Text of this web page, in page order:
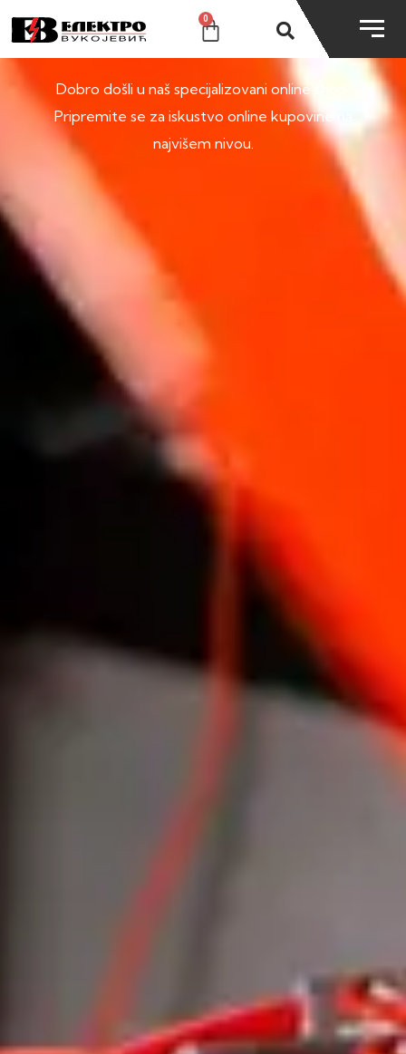
0
SHOP
Dobro došli u naš specijalizovani online shop.
Pripremite se za iskustvo online kupovine na
najvišem nivou.